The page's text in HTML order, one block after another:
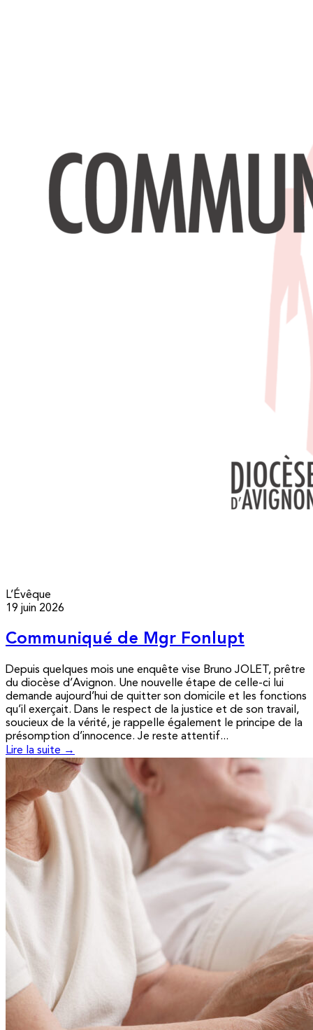
L’Évêque
19 juin 2026
Communiqué de Mgr Fonlupt
Depuis quelques mois une enquête vise Bruno JOLET, prêtre
du diocèse d’Avignon. Une nouvelle étape de celle-ci lui
demande aujourd’hui de quitter son domicile et les fonctions
qu’il exerçait. Dans le respect de la justice et de son travail,
soucieux de la vérité, je rappelle également le principe de la
présomption d’innocence. Je reste attentif...
Lire la suite →